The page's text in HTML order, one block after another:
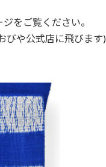
をご覧ください。
びや公式店に飛びます)